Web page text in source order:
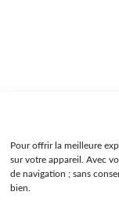
Pour offrir la meilleure
sur votre appareil. Avec
de navigation ; sans
bien.